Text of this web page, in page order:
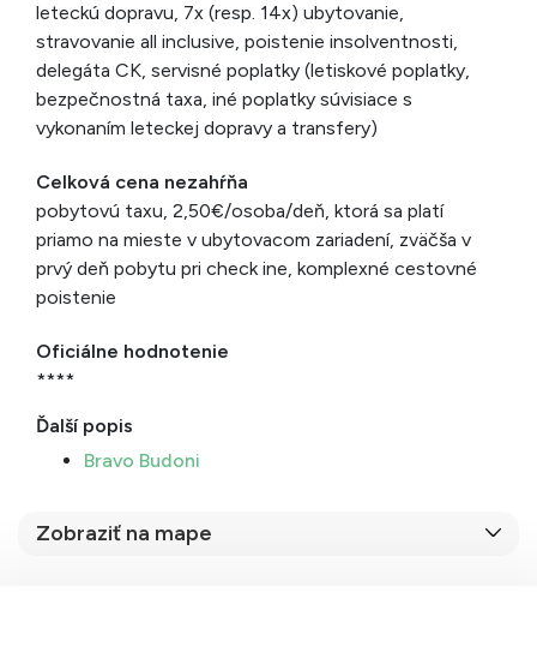
leteckú dopravu, 7x (resp. 14x) ubytovanie,
stravovanie all inclusive, poistenie insolventnosti,
delegáta CK, servisné poplatky (letiskové poplatky,
bezpečnostná taxa, iné poplatky súvisiace s
vykonaním leteckej dopravy a transfery)
Celková cena nezahŕňa
pobytovú taxu, 2,50€/osoba/deň, ktorá sa platí
priamo na mieste v ubytovacom zariadení, zväčša v
prvý deň pobytu pri check ine, komplexné cestovné
poistenie
Oficiálne hodnotenie
****
Ďalší popis
Bravo Budoni
Zobraziť na mape